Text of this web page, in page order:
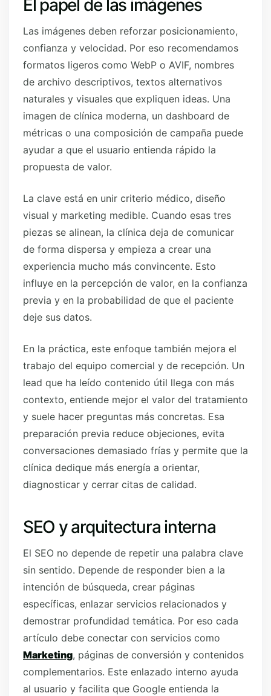
El papel de las imágenes
Las imágenes deben reforzar posicionamiento,
confianza y velocidad. Por eso recomendamos
formatos ligeros como WebP o AVIF, nombres
de archivo descriptivos, textos alternativos
naturales y visuales que expliquen ideas. Una
imagen de clínica moderna, un dashboard de
métricas o una composición de campaña puede
ayudar a que el usuario entienda rápido la
propuesta de valor.
La clave está en unir criterio médico, diseño
visual y marketing medible. Cuando esas tres
piezas se alinean, la clínica deja de comunicar
de forma dispersa y empieza a crear una
experiencia mucho más convincente. Esto
influye en la percepción de valor, en la confianza
previa y en la probabilidad de que el paciente
deje sus datos.
En la práctica, este enfoque también mejora el
trabajo del equipo comercial y de recepción. Un
lead que ha leído contenido útil llega con más
contexto, entiende mejor el valor del tratamiento
y suele hacer preguntas más concretas. Esa
preparación previa reduce objeciones, evita
conversaciones demasiado frías y permite que la
clínica dedique más energía a orientar,
diagnosticar y cerrar citas de calidad.
SEO y arquitectura interna
El SEO no depende de repetir una palabra clave
sin sentido. Depende de responder bien a la
intención de búsqueda, crear páginas
específicas, enlazar servicios relacionados y
demostrar profundidad temática. Por eso cada
artículo debe conectar con servicios como
Marketing, páginas de conversión y contenidos
complementarios. Este enlazado interno ayuda
al usuario y facilita que Google entienda la